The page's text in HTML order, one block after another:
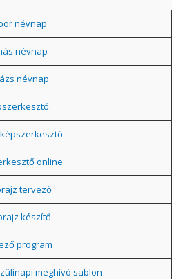
névnap
névnap
névnap
online
tervező
készítő
program
meghívó sablon